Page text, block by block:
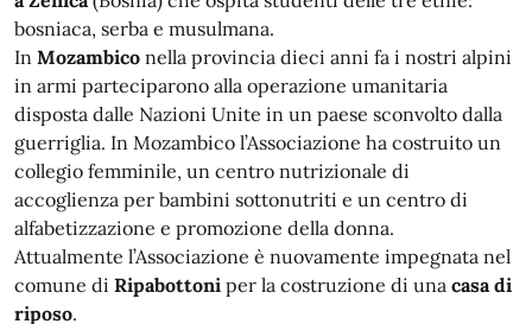
bosniaca, serba e musulmana.
In Mozambico nella provincia dieci anni fa i nostri alpini
in armi parteciparono alla operazione umanitaria
disposta dalle Nazioni Unite in un paese sconvolto dalla
guerriglia. In Mozambico l’Associazione ha costruito un
collegio femminile, un centro nutrizionale di
accoglienza per bambini sottonutriti e un centro di
alfabetizzazione e promozione della donna.
Attualmente l’Associazione è nuovamente impegnata nel
comune di Ripabottoni per la costruzione di una casa di
riposo.